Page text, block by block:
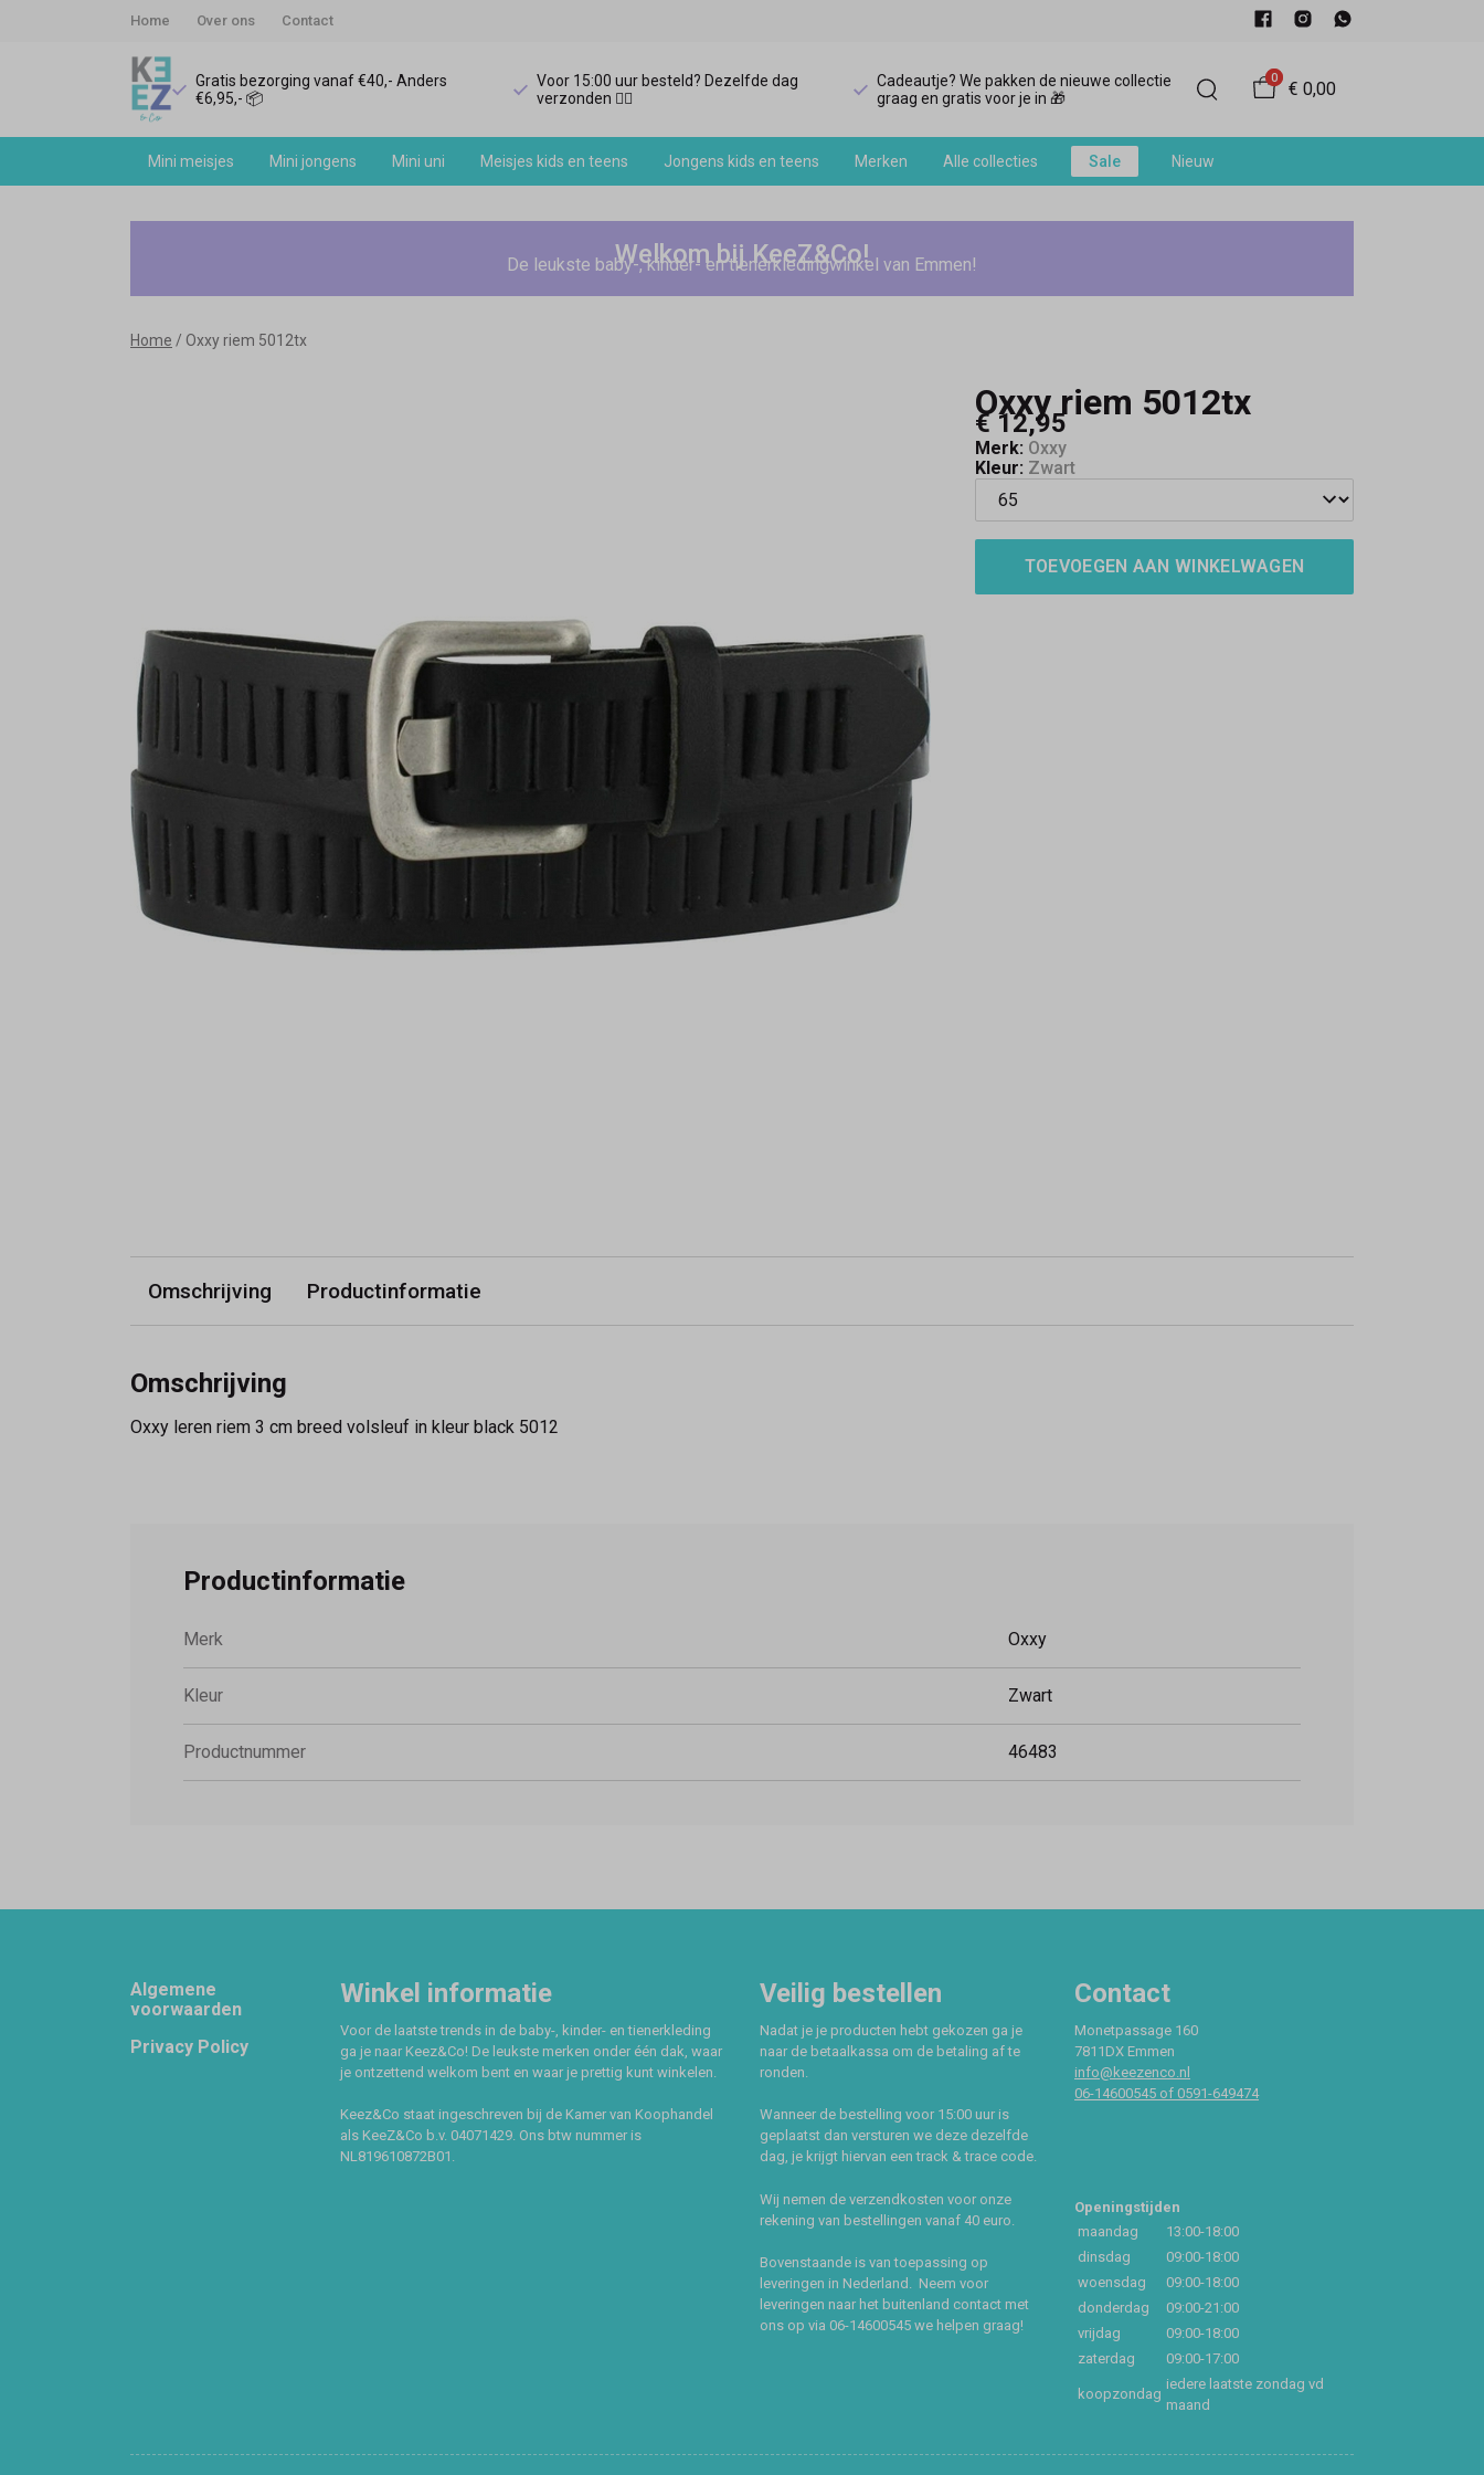
Home Over ons Contact
Gratis bezorging vanaf €40,- Anders
€6,95,- 📦
Voor 15:00 uur besteld? Dezelfde dag
verzonden 🏃‍♀️
Cadeautje? We pakken de nieuwe collectie
graag en gratis voor je in 🎁
0
€ 0,00
Mini meisjes Mini jongens Mini uni Meisjes kids en teens Jongens kids en teens Merken Alle collecties Sale Nieuw
Keez&Co
Welkom bij KeeZ&Co!
De leukste baby-, kinder- en tienerkledingwinkel van Emmen!
Home Oxxy riem 5012tx
Oxxy riem 5012tx
€ 12,95
Merk: Oxxy
Kleur: Zwart
TOEVOEGEN AAN WINKELWAGEN
Omschrijving Productinformatie
Omschrijving
Oxxy leren riem 3 cm breed volsleuf in kleur black 5012
Productinformatie
Merk Oxxy
Kleur Zwart
Productnummer 46483
Footer
Algemene
voorwaarden
Privacy Policy
Winkel informatie
Voor de laatste trends in de baby-, kinder- en tienerkleding
ga je naar Keez&Co! De leukste merken onder één dak, waar
je ontzettend welkom bent en waar je prettig kunt winkelen.
Keez&Co staat ingeschreven bij de Kamer van Koophandel
als KeeZ&Co b.v. 04071429. Ons btw nummer is
NL819610872B01.
Veilig bestellen
Nadat je je producten hebt gekozen ga je
naar de betaalkassa om de betaling af te
ronden.
Wanneer de bestelling voor 15:00 uur is
geplaatst dan versturen we deze dezelfde
dag, je krijgt hiervan een track & trace code.
Wij nemen de verzendkosten voor onze
rekening van bestellingen vanaf 40 euro.
Bovenstaande is van toepassing op
leveringen in Nederland. Neem voor
leveringen naar het buitenland contact met
ons op via 06-14600545 we helpen graag!
Contact
Monetpassage 160
7811DX Emmen
info@keezenco.nl
06-14600545 of 0591-649474
Openingstijden
maandag
13:00-18:00
dinsdag
09:00-18:00
woensdag
09:00-18:00
donderdag
09:00-21:00
vrijdag
09:00-18:00
zaterdag
09:00-17:00
koopzondag
iedere laatste zondag vd
maand